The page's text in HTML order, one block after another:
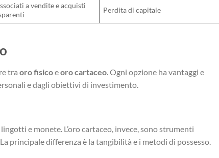
a vendite e acquisti
Perdita di capitale
tra oro fisicoeoro cartaceo . Ogni opzione ha vantaggi e
e dagli obiettivi di investimento.
e monete. L’oro cartaceo, invece, sono strumenti
principale differenza è la tangibilità e i metodi di possesso.